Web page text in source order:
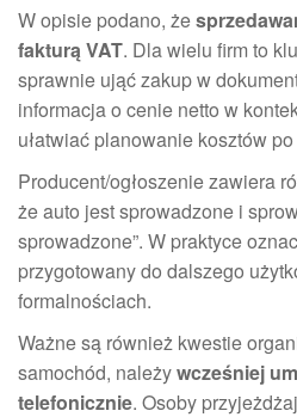
W opisie podano, że
fakturą VAT. Dla wielu firm to
sprawnie ująć zakup w
informacja o cenie netto w
ułatwiać planowanie kosztów
Producent/ogłoszenie zawiera
że auto jest sprowadzone i
sprowadzone”. W praktyce
przygotowany do dalszego
formalnościach.
Ważne są również kwestie
samochód, należywcześniej
telefonicznie. Osoby